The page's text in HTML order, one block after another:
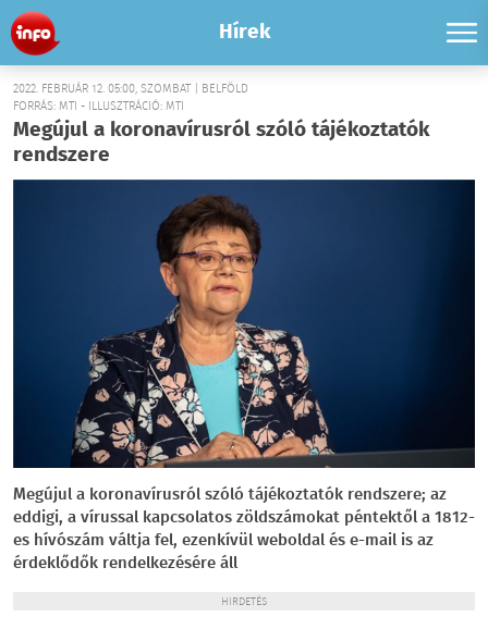
Hírek
2022. FEBRUÁR 12. 05:00, SZOMBAT | BELFÖLD
FORRÁS: MTI - ILLUSZTRÁCIÓ: MTI
Megújul a koronavírusról szóló tájékoztatók
rendszere
Megújul a koronavírusról szóló tájékoztatók rendszere; az
eddigi, a vírussal kapcsolatos zöldszámokat péntektől a 1812-
es hívószám váltja fel, ezenkívül weboldal és e-mail is az
érdeklődők rendelkezésére áll
HIRDETÉS